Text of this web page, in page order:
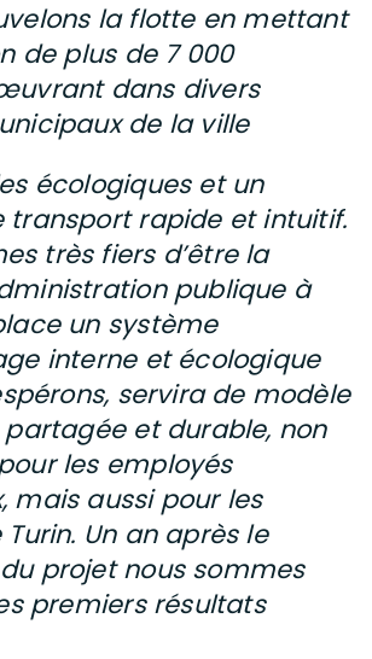
la flotte en mettant
de plus de 7 000
dans divers
de la ville
écologiques et un
transport rapide et intuitif.
très fiers d’être la
publique à
un système
interne et écologique
servira de modèle
et durable, non
les employés
mais aussi pour les
Un an après le
projet nous sommes
premiers résultats